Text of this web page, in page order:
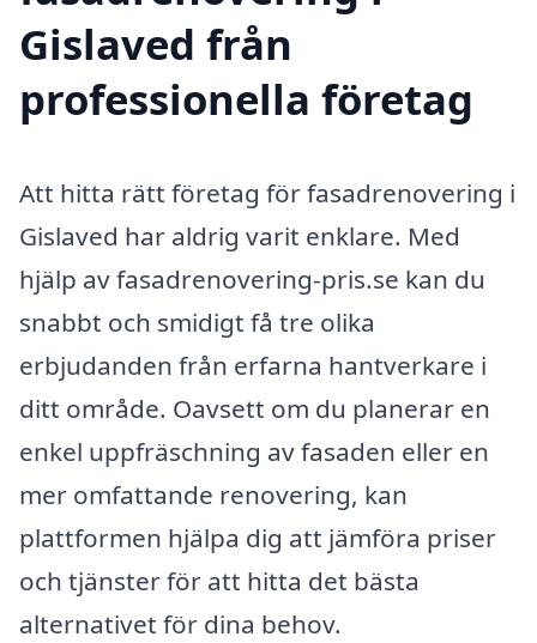
Gislaved från
professionella företag
Att hitta rätt företag för fasadrenovering i
Gislaved har aldrig varit enklare. Med
hjälp av fasadrenovering-pris.se kan du
snabbt och smidigt få tre olika
erbjudanden från erfarna hantverkare i
ditt område. Oavsett om du planerar en
enkel uppfräschning av fasaden eller en
mer omfattande renovering, kan
plattformen hjälpa dig att jämföra priser
och tjänster för att hitta det bästa
alternativet för dina behov.